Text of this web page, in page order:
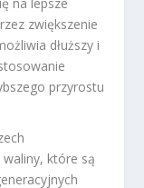
zwiększenie
dłuższy i
przyrostu
które są